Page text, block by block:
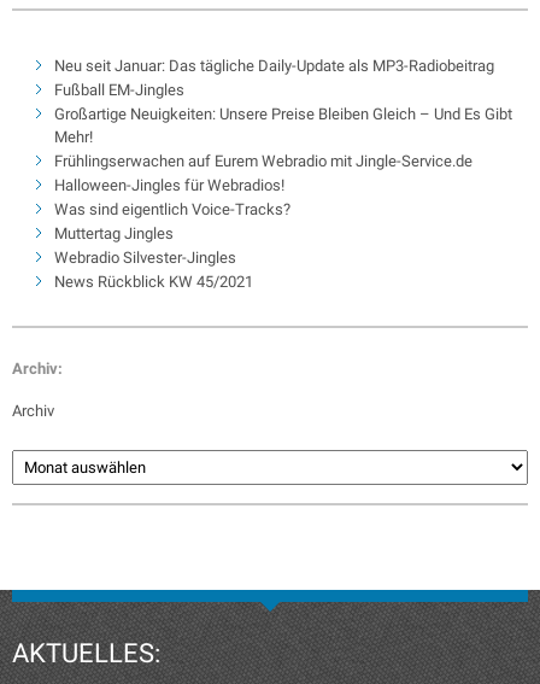
Neu seit Januar: Das tägliche Daily-Update als MP3-Radiobeitrag
Fußball EM-Jingles
Großartige Neuigkeiten: Unsere Preise Bleiben Gleich – Und Es Gibt
Mehr!
Frühlingserwachen auf Eurem Webradio mit Jingle-Service.de
Halloween-Jingles für Webradios!
Was sind eigentlich Voice-Tracks?
Muttertag Jingles
Webradio Silvester-Jingles
News Rückblick KW 45/2021
Archiv:
Archiv
AKTUELLES: